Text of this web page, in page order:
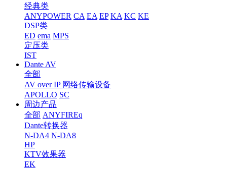
经典类
ANYPOWER CA EA EP KA KC KE
DSP类
ED ema MPS
定压类
IST
Dante AV
全部
AV over IP 网络传输设备
APOLLO SC
周边产品
全部 ANYFIREq
Dante转换器
N-DA4 N-DA8
HP
KTV效果器
EK